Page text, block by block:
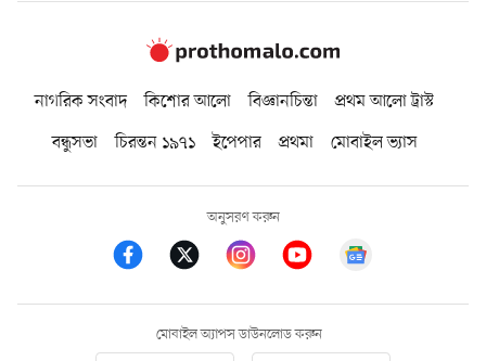
নাগরিক সংবাদ কিশোর আলো বিজ্ঞানচিন্তা
প্রথম আলো ট্রাস্ট
বন্ধুসভা
চিরন্তন ১৯৭১ ইপেপার প্রথমা মোবাইল ভ্যাস
অনুসরণ করুন
মোবাইল অ্যাপস ডাউনলোড করুন